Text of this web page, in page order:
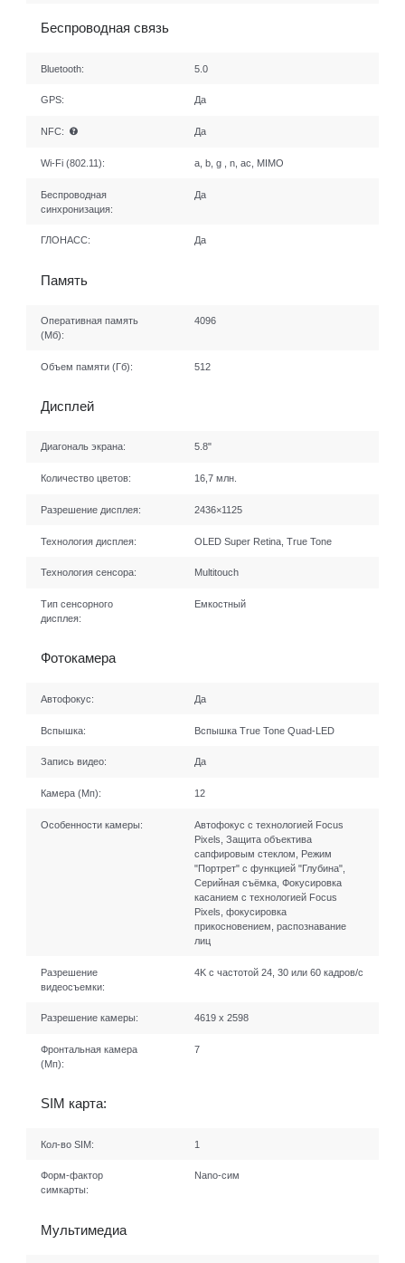
Беспроводная связь
Bluetooth: 5.0
GPS: Да
NFC: Да
Wi-Fi (802.11): a, b, g , n, ac, MIMO
Беспроводная
синхронизация:
Да
ГЛОНАСС: Да
Память
Оперативная память
(Мб):
4096
Объем памяти (Гб): 512
Дисплей
Диагональ экрана: 5.8"
Количество цветов: 16,7 млн.
Разрешение дисплея: 2436×1125
Технология дисплея: OLED Super Retina, True Tone
Технология сенсора: Multitouch
Тип сенсорного
дисплея:
Емкостный
Фотокамера
Автофокус: Да
Вспышка: Вспышка True Tone Quad-LED
Запись видео: Да
Камера (Мп): 12
Особенности камеры:
Автофокус с технологией Focus
Pixels, Защита объектива
сапфировым стеклом, Режим
"Портрет" с функцией "Глубина",
Серийная съëмка, Фокусировка
касанием с технологией Focus
Pixels, фокусировка
прикосновением, распознавание
лиц
Разрешение
видеосъемки:
4K с частотой 24, 30 или 60 кадров/ с
Разрешение камеры: 4619 x 2598
Фронтальная камера
(Мп):
7
SIM карта:
Кол-во SIM: 1
Форм-фактор
симкарты:
Nano-сим
Мультимедиа